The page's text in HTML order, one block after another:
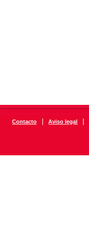
Contacto | Aviso legal |